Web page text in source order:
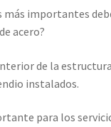
más importantes
acero?
de la
instalados.
para los